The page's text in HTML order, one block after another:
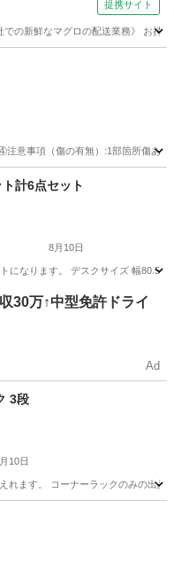
提携サイト
の新鮮なマグロの配送業務》 お持
事項（傷の有無）:1部箇所傷あり
計6点セット
8月10日
になります。 デスクサイズ 幅
30万↑中型免許ドライ
Ad
3段
10日
れます。 コーナーラックのみの出